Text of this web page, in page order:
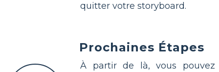
quitter votre storyboard.
Prochaines Étapes
À partir de là, vous pouvez